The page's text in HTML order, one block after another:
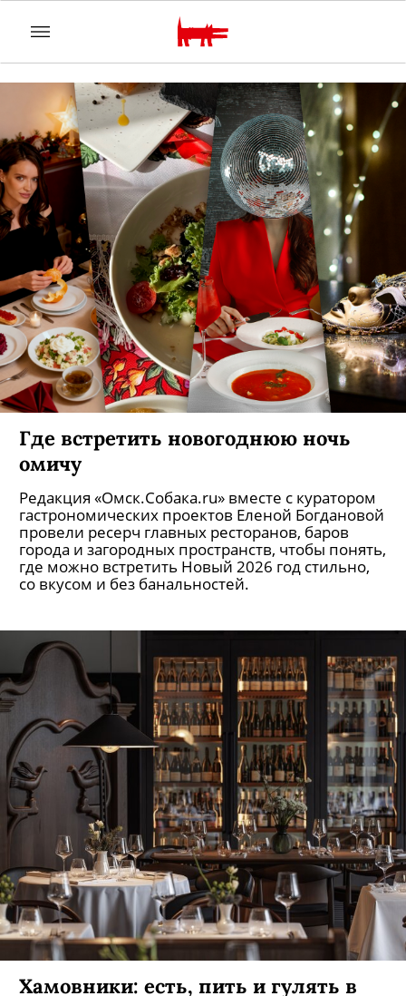
Где встретить новогоднюю ночь
омичу
Редакция «Омск.Собака.ru» вместе с куратором
гастрономических проектов Еленой Богдановой
провели ресерч главных ресторанов, баров
города и загородных пространств, чтобы понять,
где можно встретить Новый 2026 год стильно,
со вкусом и без банальностей.
Хамовники: есть, пить и гулять в